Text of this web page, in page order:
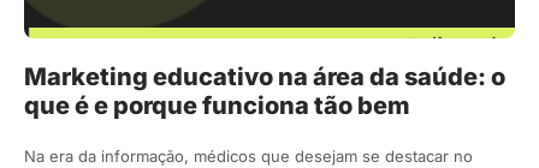
Marketing educativo na área da saúde: o
que é e porque funciona tão bem
Na era da informação, médicos que desejam se destacar no